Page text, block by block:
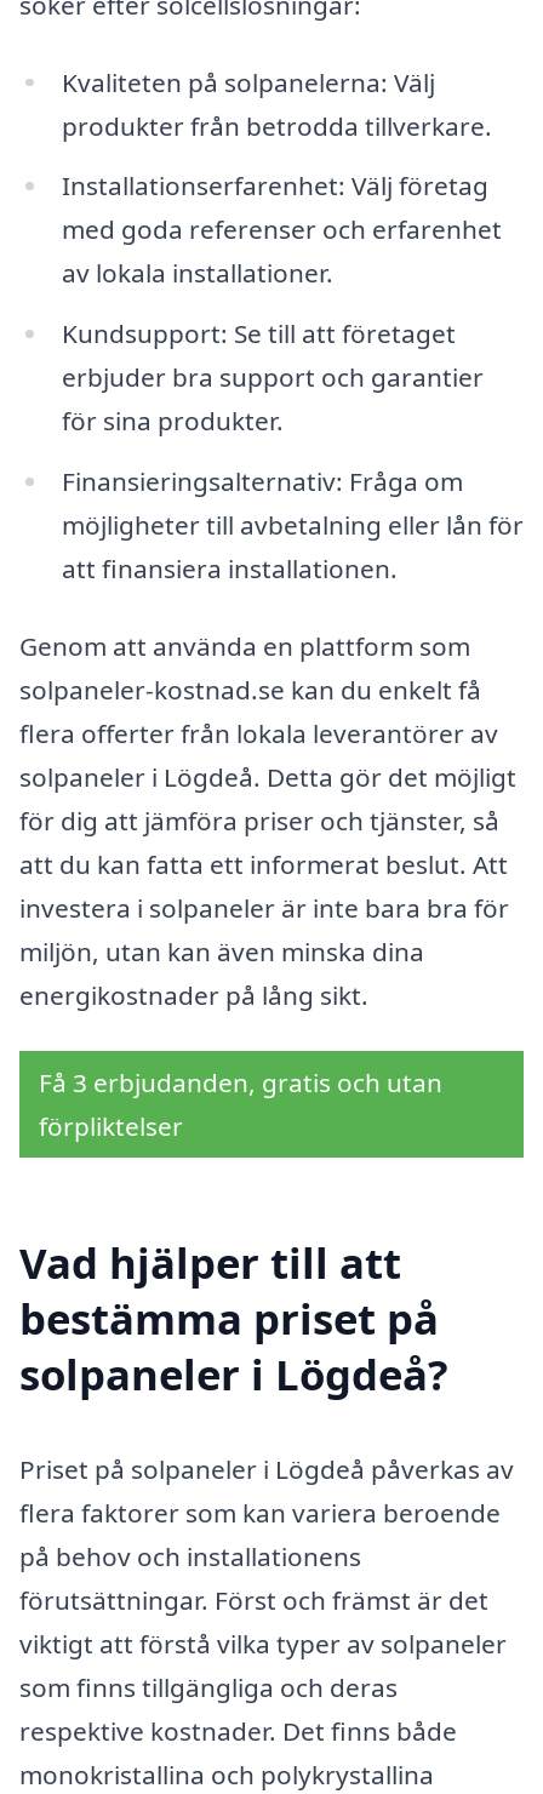
Kvaliteten på solpanelerna: Välj
produkter från betrodda tillverkare.
Installationserfarenhet: Välj företag
med goda referenser och erfarenhet
av lokala installationer.
Kundsupport: Se till att företaget
erbjuder bra support och garantier
för sina produkter.
Finansieringsalternativ: Fråga om
möjligheter till avbetalning eller lån för
att finansiera installationen.
Genom att använda en plattform som
solpaneler-kostnad.se kan du enkelt få
flera offerter från lokala leverantörer av
solpaneler i Lögdeå. Detta gör det möjligt
för dig att jämföra priser och tjänster, så
att du kan fatta ett informerat beslut. Att
investera i solpaneler är inte bara bra för
miljön, utan kan även minska dina
energikostnader på lång sikt.
Få 3 erbjudanden, gratis och utan
förpliktelser
Vad hjälper till att
bestämma priset på
solpaneler i Lögdeå?
Priset på solpaneler i Lögdeå påverkas av
flera faktorer som kan variera beroende
på behov och installationens
förutsättningar. Först och främst är det
viktigt att förstå vilka typer av solpaneler
som finns tillgängliga och deras
respektive kostnader. Det finns både
monokristallina och polykrystallina